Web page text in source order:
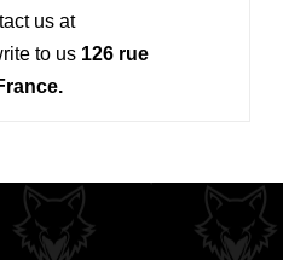
us at
to us 126 rue